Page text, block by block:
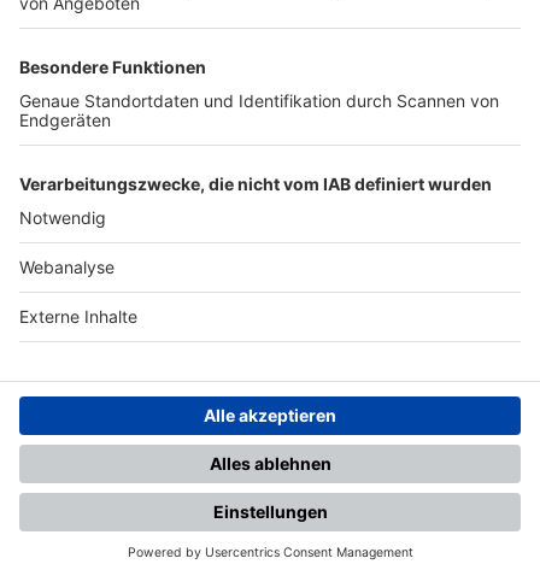
TOP-PARTNER
Nutzungsbedingungen Datenschutz Impressum